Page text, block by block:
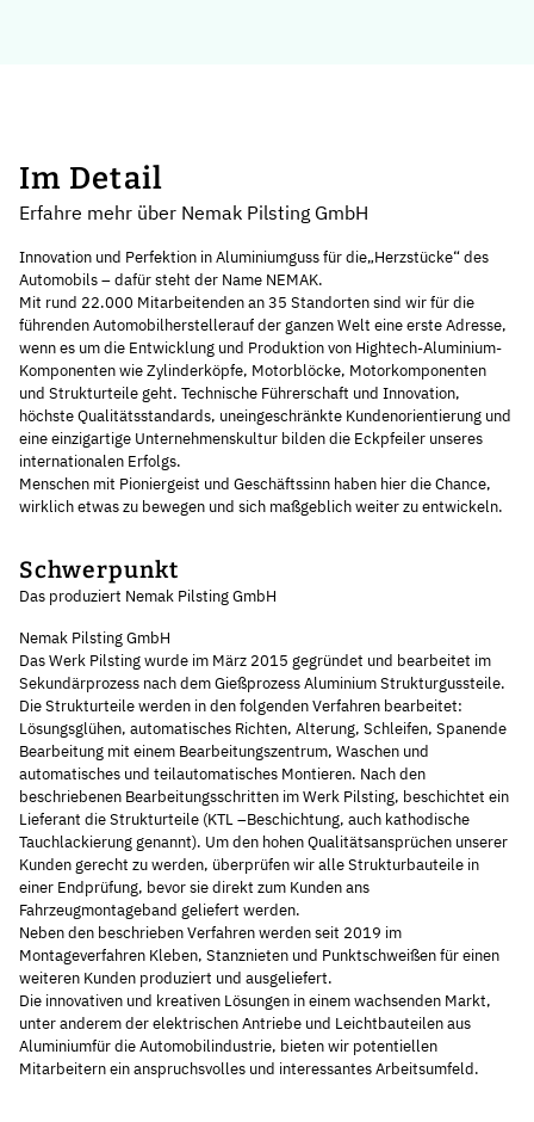
Im Detail
Erfahre mehr über Nemak Pilsting GmbH
Innovation und Perfektion in Aluminiumguss für die„Herzstücke“ des
Automobils – dafür steht der Name NEMAK.
Mit rund 22.000 Mitarbeitenden an 35 Standorten sind wir für die
führenden Automobilherstellerauf der ganzen Welt eine erste Adresse,
wenn es um die Entwicklung und Produktion von Hightech-Aluminium-
Komponenten wie Zylinderköpfe, Motorblöcke, Motorkomponenten
und Strukturteile geht. Technische Führerschaft und Innovation,
höchste Qualitätsstandards, uneingeschränkte Kundenorientierung und
eine einzigartige Unternehmenskultur bilden die Eckpfeiler unseres
internationalen Erfolgs.
Menschen mit Pioniergeist und Geschäftssinn haben hier die Chance,
wirklich etwas zu bewegen und sich maßgeblich weiter zu entwickeln.
Schwerpunkt
Das produziert Nemak Pilsting GmbH
Nemak Pilsting GmbH
Das Werk Pilsting wurde im März 2015 gegründet und bearbeitet im
Sekundärprozess nach dem Gießprozess Aluminium Strukturgussteile.
Die Strukturteile werden in den folgenden Verfahren bearbeitet:
Lösungsglühen, automatisches Richten, Alterung, Schleifen, Spanende
Bearbeitung mit einem Bearbeitungszentrum, Waschen und
automatisches und teilautomatisches Montieren. Nach den
beschriebenen Bearbeitungsschritten im Werk Pilsting, beschichtet ein
Lieferant die Strukturteile (KTL –Beschichtung, auch kathodische
Tauchlackierung genannt). Um den hohen Qualitätsansprüchen unserer
Kunden gerecht zu werden, überprüfen wir alle Strukturbauteile in
einer Endprüfung, bevor sie direkt zum Kunden ans
Fahrzeugmontageband geliefert werden.
Neben den beschrieben Verfahren werden seit 2019 im
Montageverfahren Kleben, Stanznieten und Punktschweißen für einen
weiteren Kunden produziert und ausgeliefert.
Die innovativen und kreativen Lösungen in einem wachsenden Markt,
unter anderem der elektrischen Antriebe und Leichtbauteilen aus
Aluminiumfür die Automobilindustrie, bieten wir potentiellen
Mitarbeitern ein anspruchsvolles und interessantes Arbeitsumfeld.